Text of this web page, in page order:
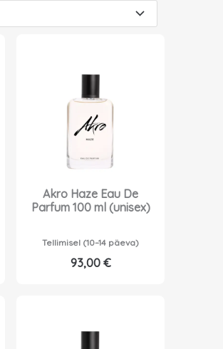
Akro Haze Eau De
Parfum 100 ml (unisex)
Tellimisel (10–14 päeva)
93,00 €